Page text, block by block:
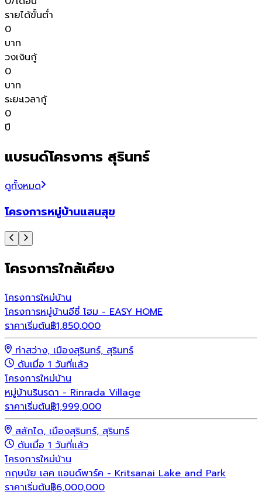
รายได้ขั้นต่ำ
0
บาท
วงเงินกู้
0
บาท
ระยะเวลากู้
0
ปี
แบรนด์โครงการ สุรินทร์
ดูทั้งหมด
โครงการหมู่บ้านแสนสุข
โครงการใกล้เคียง
โครงการใหม่บ้าน
โครงการหมู่บ้านอีซี่ โฮม - EASY HOME
ราคาเริ่มต้น฿1,850,000
ท่าสว่าง, เมืองสุรินทร์, สุรินทร์
ดันเมื่อ 1 วันที่แล้ว
โครงการใหม่บ้าน
หมู่บ้านรินรดา - Rinrada Village
ราคาเริ่มต้น฿1,999,000
สลักได, เมืองสุรินทร์, สุรินทร์
ดันเมื่อ 1 วันที่แล้ว
โครงการใหม่บ้าน
กฤษนัย เลค แอนด์พาร์ค - Kritsanai Lake and Park
ราคาเริ่มต้น฿6,000,000